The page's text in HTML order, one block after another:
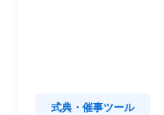
式典・催事ツール